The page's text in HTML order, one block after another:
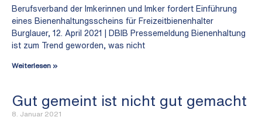
Berufsverband der Imkerinnen und Imker fordert Einführung
eines Bienenhaltungsscheins für Freizeitbienenhalter
Burglauer, 12. April 2021 | DBIB Pressemeldung Bienenhaltung
ist zum Trend geworden, was nicht
Weiterlesen »
Gut gemeint ist nicht gut gemacht
8. Januar 2021